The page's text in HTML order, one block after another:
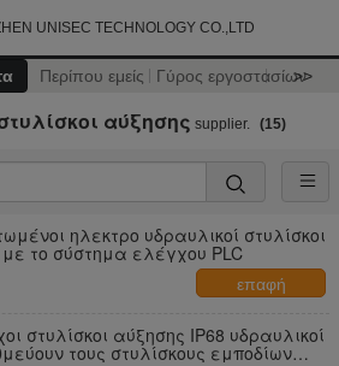
UNISEC TECHNOLOGY CO.,LTD
Περίπου εμείς Γύρος εργοστασίων
>>
αύξησης supplier. (15)
ηλεκτρο υδραυλικοί στυλίσκοι
το σύστημα ελέγχου PLC
επαφή
στυλίσκοι αύξησης IP68 υδραυλικοί
τους στυλίσκους εμποδίων